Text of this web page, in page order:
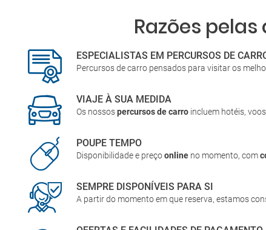
Razões
ESPECIALISTAS EM PERCURSOS DE
Percursos de carro pensados para visitar os
VIAJE À SUA MEDIDA
Os nossospercursos de carro incluem hotéis,
POUPE TEMPO
Disponibilidade e preçoonline no momento, com
SEMPRE DISPONÍVEIS PARA SI
A partir do momento em que reserva, estamos